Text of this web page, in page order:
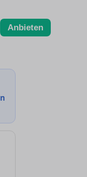
Anbieten